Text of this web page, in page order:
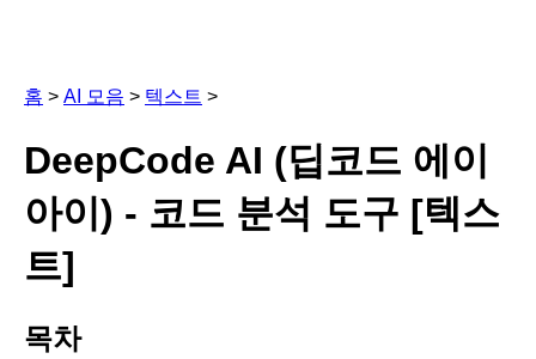
홈 > AI 모음 > 텍스트 >
DeepCode AI (딥코드 에이
아이) - 코드 분석 도구 [텍스
트]
목차